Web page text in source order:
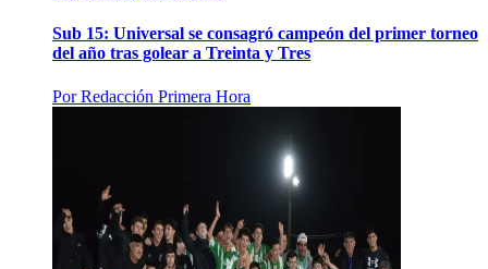
Sub 15: Universal se consagró campeón del primer torneo
del año tras golear a Treinta y Tres
PorRedacción Primera Hora